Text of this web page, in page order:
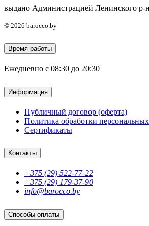
выдано Администрацией Ленинского р-
© 2026 barocco.by
Время работы
Ежедневно с 08:30 до 20:30
Информация
Публичный договор (оферта)
Политика обработки
Сертификаты
Контакты
+375 (29) 522-77-22
+375 (29) 179-37-90
info@barocco.by
Способы оплаты